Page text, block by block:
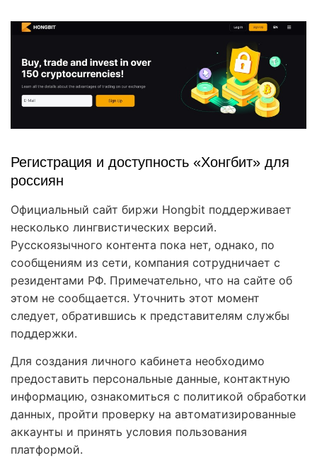
Регистрация и доступность «Хонгбит» для
россиян
Официальный сайт биржи Hongbit поддерживает
несколько лингвистических версий.
Русскоязычного контента пока нет, однако, по
сообщениям из сети, компания сотрудничает с
резидентами РФ. Примечательно, что на сайте об
этом не сообщается. Уточнить этот момент
следует, обратившись к представителям службы
поддержки.
Для создания личного кабинета необходимо
предоставить персональные данные, контактную
информацию, ознакомиться с политикой обработки
данных, пройти проверку на автоматизированные
аккаунты и принять условия пользования
платформой.